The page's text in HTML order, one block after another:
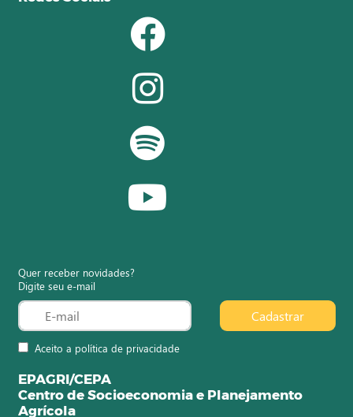
Quer receber novidades?
Digite seu e-mail
Aceito a política de privacidade
Cadastrar
EPAGRI/CEPA
Centro de Socioeconomia e Planejamento
Agrícola